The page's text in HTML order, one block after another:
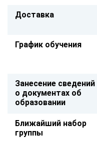
Доставка
График обучения
Занесение сведений
о документах об
образовании
Ближайший набор
группы